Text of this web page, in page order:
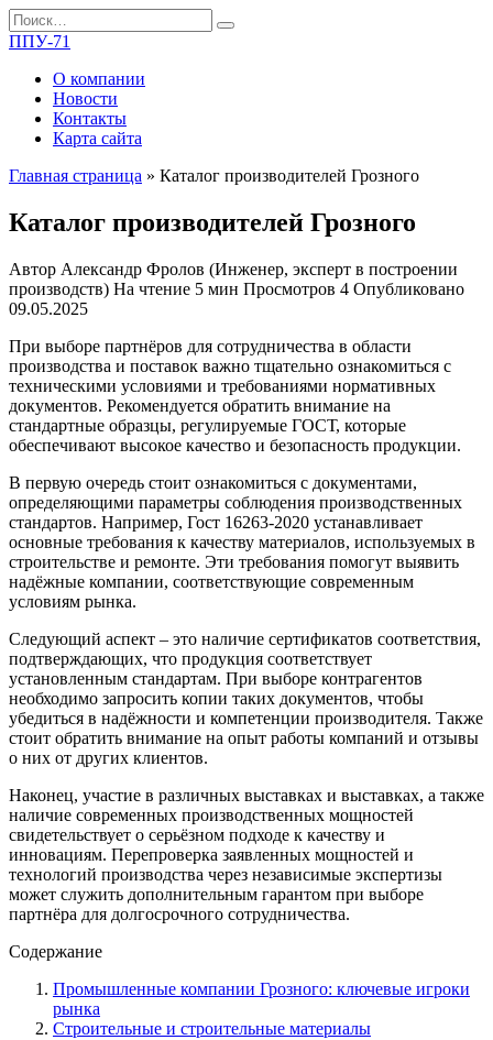
Перейти
к
Search
for:
ППУ-71
О компании
Новости
Контакты
Карта сайта
Главная страница » Каталог производителей Грозного
Каталог производителей Грозного
Автор Александр Фролов (Инженер, эксперт в построении
производств) На чтение 5 мин Просмотров 4 Опубликовано
09.05.2025
При выборе партнёров для сотрудничества в области
производства и поставок важно тщательно ознакомиться с
техническими условиями и требованиями нормативных
документов. Рекомендуется обратить внимание на
стандартные образцы, регулируемые ГОСТ, которые
обеспечивают высокое качество и безопасность продукции.
В первую очередь стоит ознакомиться с документами,
определяющими параметры соблюдения производственных
стандартов. Например, Гост 16263-2020 устанавливает
основные требования к качеству материалов, используемых в
строительстве и ремонте. Эти требования помогут выявить
надёжные компании, соответствующие современным
условиям рынка.
Следующий аспект – это наличие сертификатов соответствия,
подтверждающих, что продукция соответствует
установленным стандартам. При выборе контрагентов
необходимо запросить копии таких документов, чтобы
убедиться в надёжности и компетенции производителя. Также
стоит обратить внимание на опыт работы компаний и отзывы
о них от других клиентов.
Наконец, участие в различных выставках и выставках, а также
наличие современных производственных мощностей
свидетельствует о серьёзном подходе к качеству и
инновациям. Перепроверка заявленных мощностей и
технологий производства через независимые экспертизы
может служить дополнительным гарантом при выборе
партнёра для долгосрочного сотрудничества.
Содержание
Промышленные компании Грозного: ключевые игроки
рынка
Строительные и строительные материалы